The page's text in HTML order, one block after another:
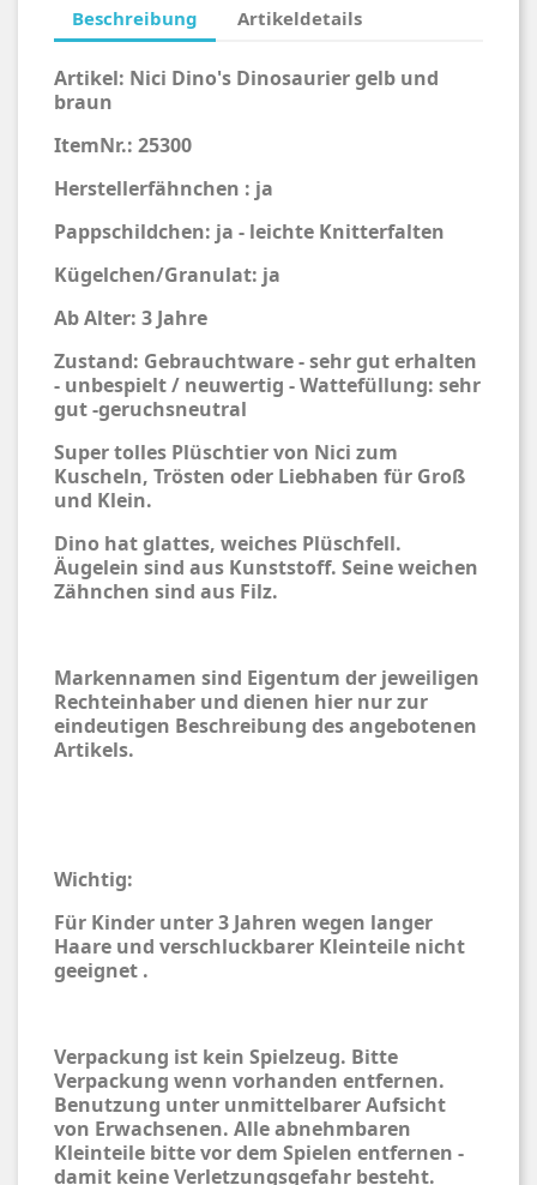
Beschreibung Artikeldetails
Artikel: Nici Dino's Dinosaurier gelb und
braun
ItemNr.: 25300
Herstellerfähnchen : ja
Pappschildchen: ja - leichte Knitterfalten
Kügelchen/Granulat: ja
Ab Alter: 3 Jahre
Zustand: Gebrauchtware - sehr gut erhalten
- unbespielt / neuwertig - Wattefüllung: sehr
gut -geruchsneutral
Super tolles Plüschtier von Nici zum
Kuscheln, Trösten oder Liebhaben für Groß
und Klein.
Dino hat glattes, weiches Plüschfell.
Äugelein sind aus Kunststoff. Seine weichen
Zähnchen sind aus Filz.
Markennamen sind Eigentum der jeweiligen
Rechteinhaber und dienen hier nur zur
eindeutigen Beschreibung des angebotenen
Artikels.
Wichtig:
Für Kinder unter 3 Jahren wegen langer
Haare und verschluckbarer Kleinteile nicht
geeignet .
Verpackung ist kein Spielzeug. Bitte
Verpackung wenn vorhanden entfernen.
Benutzung unter unmittelbarer Aufsicht
von Erwachsenen. Alle abnehmbaren
Kleinteile bitte vor dem Spielen entfernen -
damit keine Verletzungsgefahr besteht.